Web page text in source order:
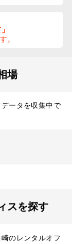
。
場
ータを収集中で
スを探す
のレンタルオフ